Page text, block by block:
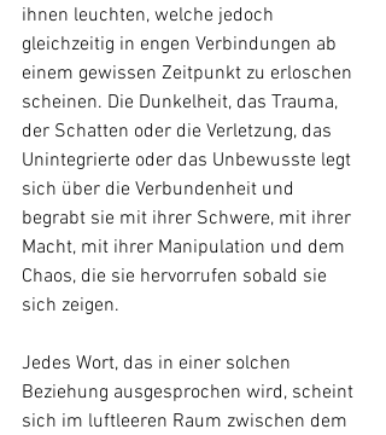
ihnen leuchten, welche jedoch
gleichzeitig in engen Verbindungen ab
einem gewissen Zeitpunkt zu erloschen
scheinen. Die Dunkelheit, das Trauma,
der Schatten oder die Verletzung, das
Unintegrierte oder das Unbewusste legt
sich über die Verbundenheit und
begrabt sie mit ihrer Schwere, mit ihrer
Macht, mit ihrer Manipulation und dem
Chaos, die sie hervorrufen sobald sie
sich zeigen.
Jedes Wort, das in einer solchen
Beziehung ausgesprochen wird, scheint
sich im luftleeren Raum zwischen dem